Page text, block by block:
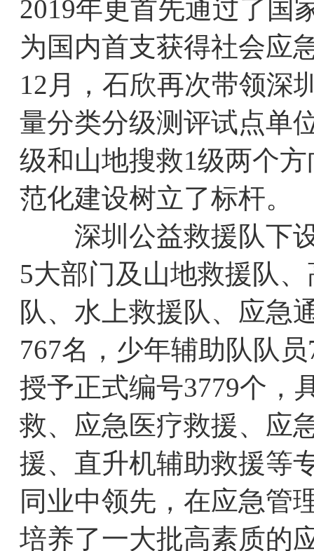
2019年更首先通过了国
为国内首支获得社会应
12月，石欣再次带领深
量分类分级测评试点单
级和山地搜救1级两个
范化建设树立了标杆。
深圳公益救援队下设
5大部门及山地救援队
队、水上救援队、应急
767名，少年辅助队队
授予正式编号3779个，
救、应急医疗救援、应
援、直升机辅助救援等
同业中领先，在应急管
培养了一大批高素质的